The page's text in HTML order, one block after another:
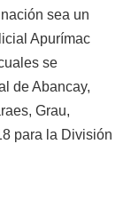
sea un
Apurímac
se
de Abancay,
Grau,
para la División